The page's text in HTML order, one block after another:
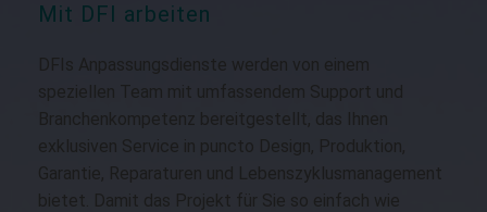
Mit DFI arbeiten
DFIs Anpassungsdienste werden von einem
speziellen Team mit umfassendem Support und
Branchenkompetenz bereitgestellt, das Ihnen
exklusiven Service in puncto Design, Produktion,
Garantie, Reparaturen und Lebenszyklusmanagement
bietet. Damit das Projekt für Sie so einfach wie